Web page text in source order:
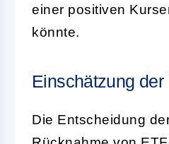
einer positiven
könnte.
Einschätzung der
Die Entscheidung